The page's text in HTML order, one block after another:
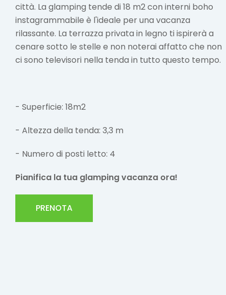
città. La glamping tende di 18 m2 con interni boho
instagrammabile è l'ideale per una vacanza
rilassante. La terrazza privata in legno ti ispirerà a
cenare sotto le stelle e non noterai affatto che non
ci sono televisori nella tenda in tutto questo tempo.
- Superficie: 18m2
- Altezza della tenda: 3,3 m
- Numero di posti letto: 4
Pianifica la tua glamping vacanza ora!
PRENOTA